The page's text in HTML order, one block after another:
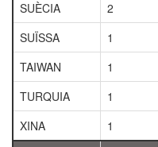
SUÈCIA
2
SUÏSSA
1
TAIWAN
1
TURQUIA
1
XINA
1